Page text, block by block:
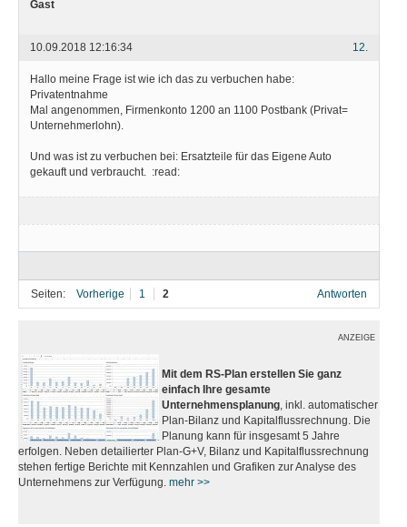
Gast
12.
10.09.2018 12:16:34
Hallo meine Frage ist wie ich das zu verbuchen habe:
Privatentnahme
Mal angenommen, Firmenkonto 1200 an 1100 Postbank (Privat=
Unternehmerlohn).
Und was ist zu verbuchen bei: Ersatzteile für das Eigene Auto
gekauft und verbraucht. :read:
Seiten: Vorherige 1 2 Antworten
ANZEIGE
Mit dem RS-Plan erstellen Sie ganz
einfach Ihre gesamte
Unternehmensplanung , inkl. automatischer
Plan-Bilanz und Kapitalflussrechnung. Die
Planung kann für insgesamt 5 Jahre
erfolgen. Neben detailierter Plan-G+V, Bilanz und Kapitalflussrechnung
stehen fertige Berichte mit Kennzahlen und Grafiken zur Analyse des
Unternehmens zur Verfügung. mehr >>